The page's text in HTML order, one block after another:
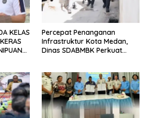
KELAS
Percepat Penanganan
Infrastruktur Kota Medan,
Dinas SDABMBK Perkuat